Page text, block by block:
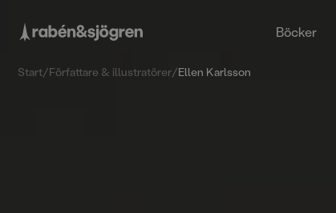
Böcker
Start/Författare & illustratörer/Ellen Karlsson